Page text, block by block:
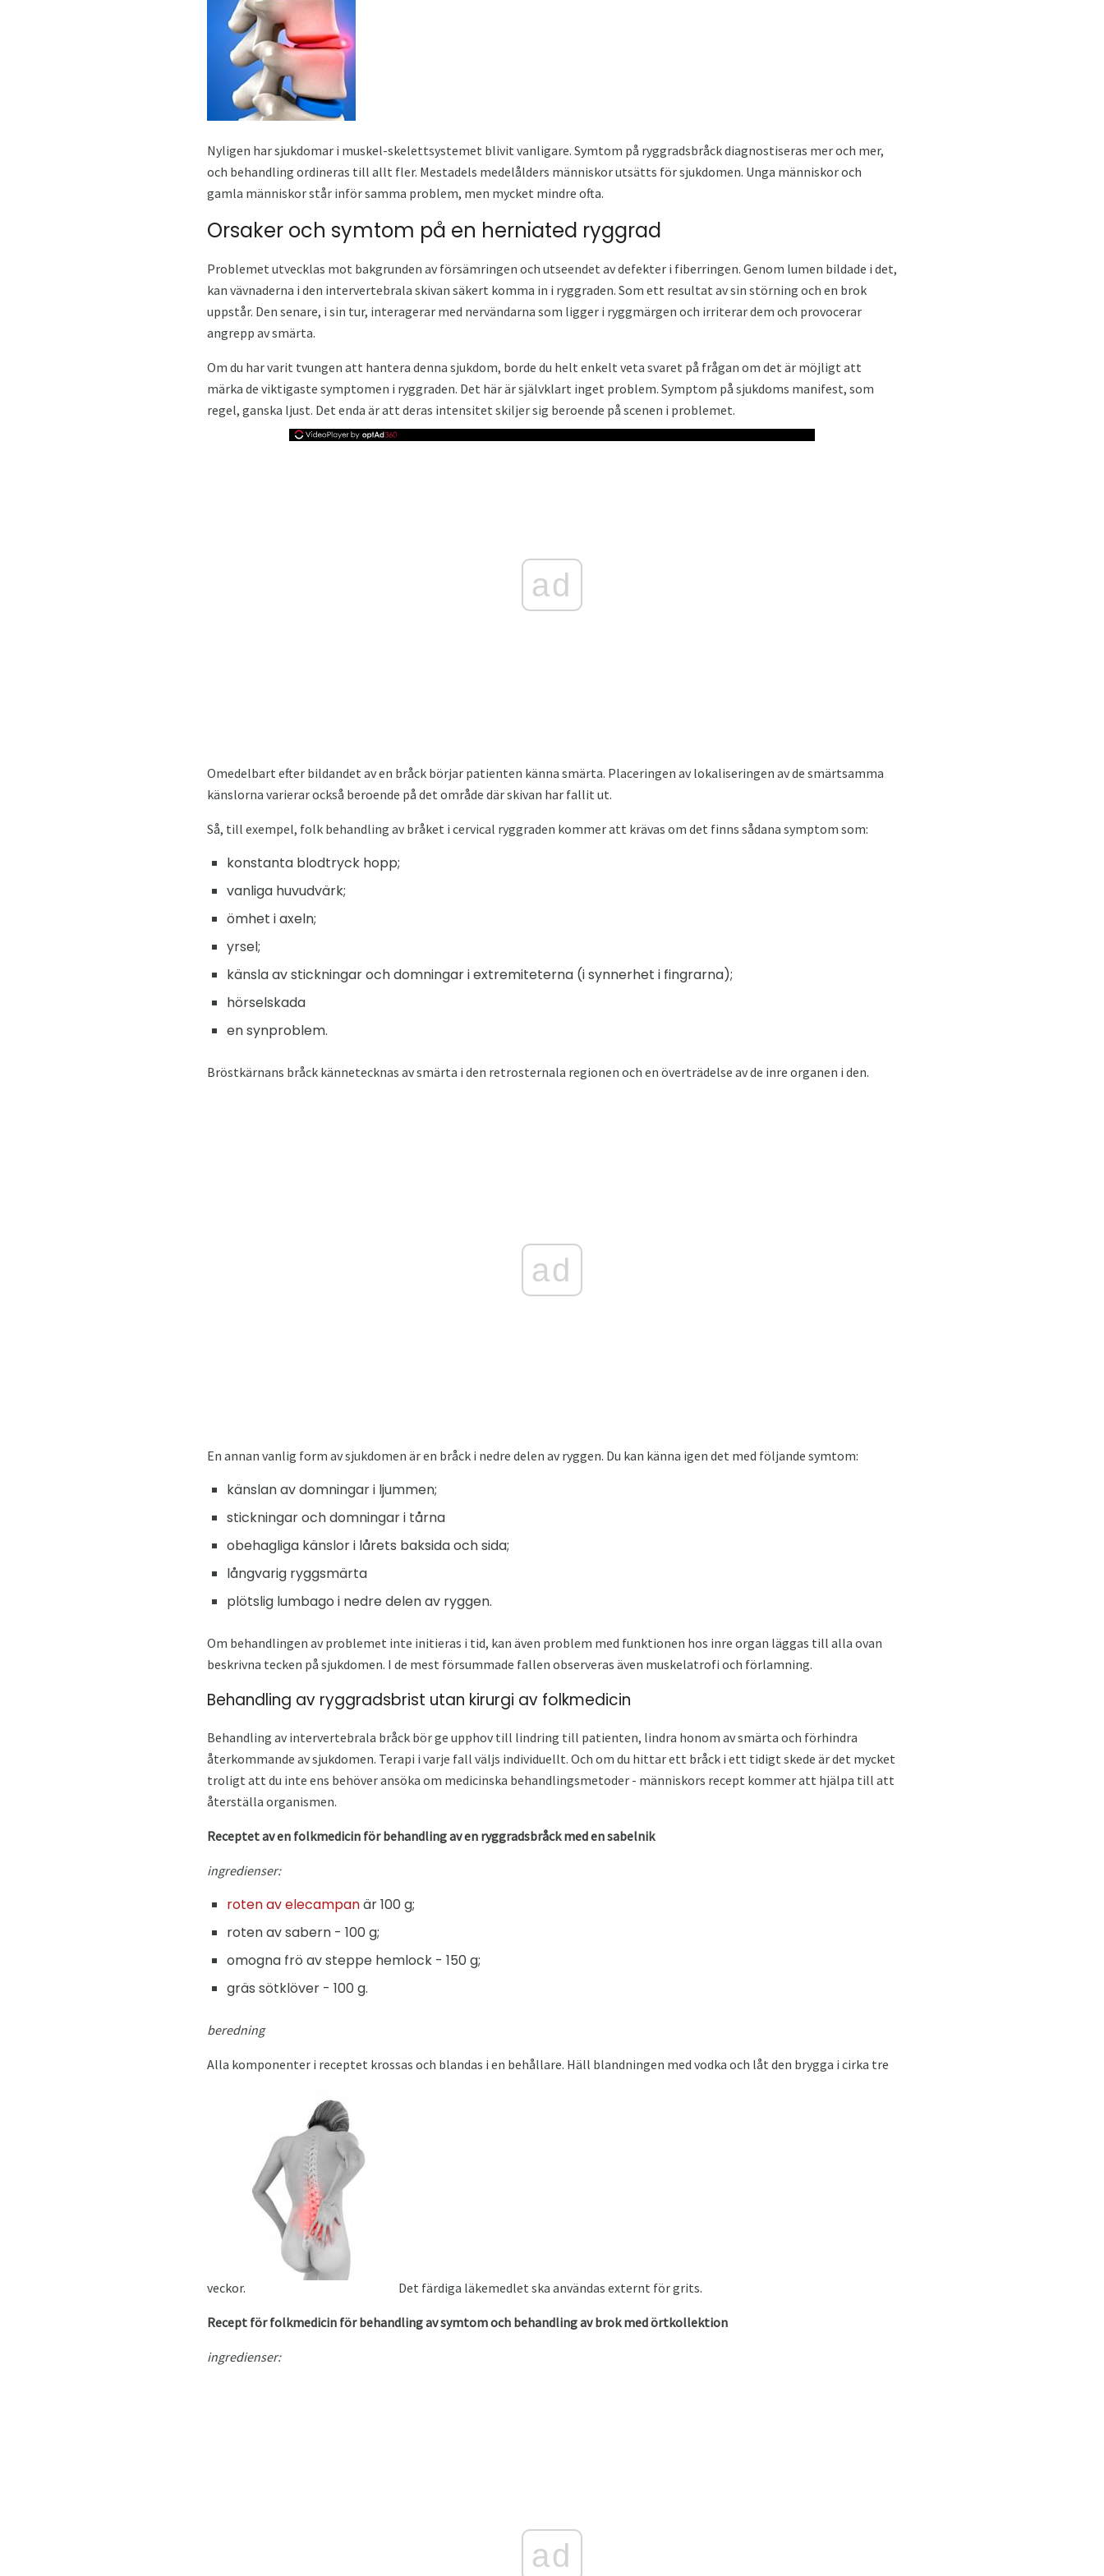
Nyligen har sjukdomar i muskel-skelettsystemet blivit vanligare. Symtom på ryggradsbråck diagnostiseras mer och mer,
och behandling ordineras till allt fler. Mestadels medelålders människor utsätts för sjukdomen. Unga människor och
gamla människor står inför samma problem, men mycket mindre ofta.
Orsaker och symtom på en herniated ryggrad
Problemet utvecklas mot bakgrunden av försämringen och utseendet av defekter i fiberringen. Genom lumen bildade i det,
kan vävnaderna i den intervertebrala skivan säkert komma in i ryggraden. Som ett resultat av sin störning och en brok
uppstår. Den senare, i sin tur, interagerar med nervändarna som ligger i ryggmärgen och irriterar dem och provocerar
angrepp av smärta.
Om du har varit tvungen att hantera denna sjukdom, borde du helt enkelt veta svaret på frågan om det är möjligt att
märka de viktigaste symptomen i ryggraden. Det här är självklart inget problem. Symptom på sjukdoms manifest, som
regel, ganska ljust. Det enda är att deras intensitet skiljer sig beroende på scenen i problemet.
ad
Omedelbart efter bildandet av en bråck börjar patienten känna smärta. Placeringen av lokaliseringen av de smärtsamma
känslorna varierar också beroende på det område där skivan har fallit ut.
Så, till exempel, folk behandling av bråket i cervical ryggraden kommer att krävas om det finns sådana symptom som:
konstanta blodtryck hopp;
vanliga huvudvärk;
ömhet i axeln;
yrsel;
känsla av stickningar och domningar i extremiteterna (i synnerhet i fingrarna);
hörselskada
en synproblem.
Bröstkärnans bråck kännetecknas av smärta i den retrosternala regionen och en överträdelse av de inre organen i den.
ad
En annan vanlig form av sjukdomen är en bråck i nedre delen av ryggen. Du kan känna igen det med följande symtom:
känslan av domningar i ljummen;
stickningar och domningar i tårna
obehagliga känslor i lårets baksida och sida;
långvarig ryggsmärta
plötslig lumbago i nedre delen av ryggen.
Om behandlingen av problemet inte initieras i tid, kan även problem med funktionen hos inre organ läggas till alla ovan
beskrivna tecken på sjukdomen. I de mest försummade fallen observeras även muskelatrofi och förlamning.
Behandling av ryggradsbrist utan kirurgi av folkmedicin
Behandling av intervertebrala bråck bör ge upphov till lindring till patienten, lindra honom av smärta och förhindra
återkommande av sjukdomen. Terapi i varje fall väljs individuellt. Och om du hittar ett bråck i ett tidigt skede är det mycket
troligt att du inte ens behöver ansöka om medicinska behandlingsmetoder - människors recept kommer att hjälpa till att
återställa organismen.
Receptet av en folkmedicin för behandling av en ryggradsbråck med en sabelnik
ingredienser:
roten av elecampanär 100 g;
roten av sabern - 100 g;
omogna frö av steppe hemlock - 150 g;
gräs sötklöver - 100 g.
beredning
Alla komponenter i receptet krossas och blandas i en behållare. Häll blandningen med vodka och låt den brygga i cirka tre
veckor. Det färdiga läkemedlet ska användas externt för grits.
Recept för folkmedicin för behandling av symtom och behandling av brok med örtkollektion
ingredienser:
ad